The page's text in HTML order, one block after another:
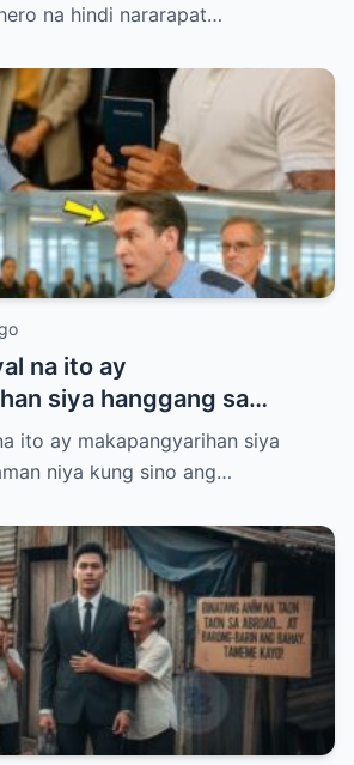
na hindi nararapat…
na ito ay
siya hanggang sa
sino ang hinaras niya
ito ay makapangyarihan siya
niya kung sino ang…